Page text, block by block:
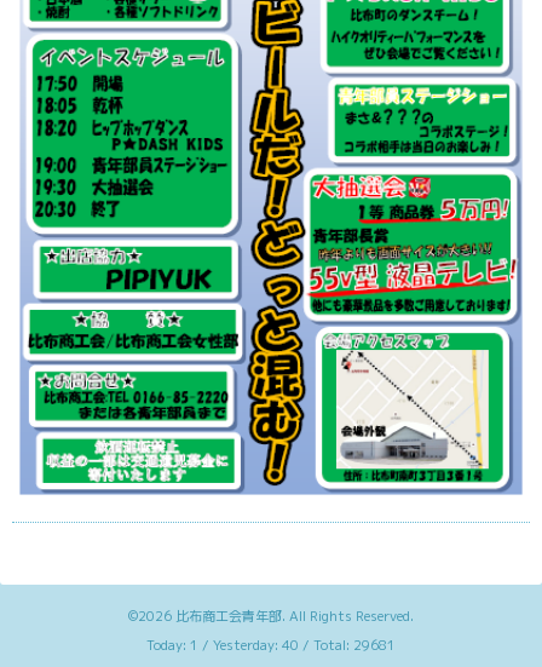
©2026 比布商工会青年部. All Rights Reserved.
Today: 1 / Yesterday: 40 / Total: 29681